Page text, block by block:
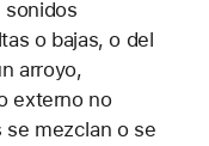
sonidos
o bajas, o del
arroyo,
externo no
se mezclan o se